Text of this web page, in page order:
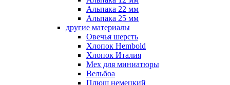
Альпака 22 мм
Альпака 25 мм
другие материалы
Овечья шерсть
Хлопок Hembold
Хлопок Италия
Мех для миниатюры
Вельбоа
Плюш немецкий